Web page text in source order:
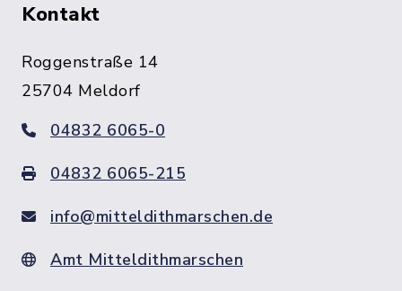
Kontakt
Roggenstraße 14
25704 Meldorf
04832 6065-0
04832 6065-215
info@mitteldithmarschen.de
Amt Mitteldithmarschen